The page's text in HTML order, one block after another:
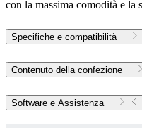
con la massima comodità e la
Specifiche e compatibilità
Contenuto della confezione
Software e Assistenza